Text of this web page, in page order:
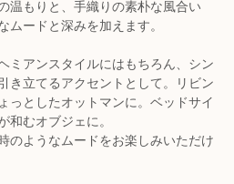
温もりと、手織りの素朴な風合い
ムードと深みを加えます。
ミアンスタイルにはもちろん、シン
き立てるアクセントとして。リビン
っとしたオットマンに。ベッドサイ
和むオブジェに。
のようなムードをお楽しみいただけ